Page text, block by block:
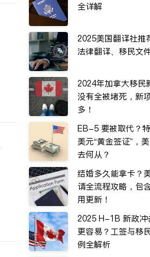
全详解
2025美国翻译社推
法律翻译、移民文
2024年加拿大移民
没有全被堵死，新
多！
EB-5 要被取代？
美元“黄金签证”，
去何从？
结婚多久能拿卡？
请全流程攻略，包
用更新！
2025 H-1B 新政冲
更容易？工签与移
例全解析